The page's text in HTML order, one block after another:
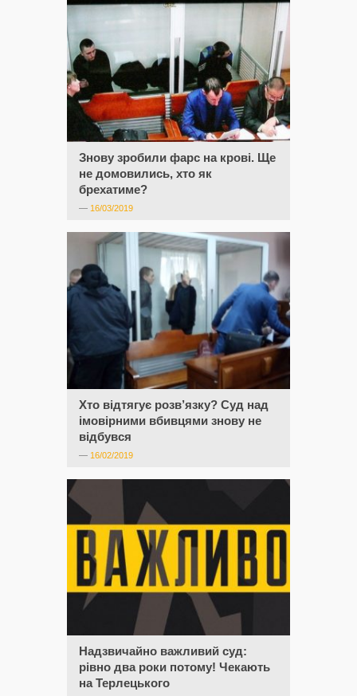
Знову зробили фарс на крові. Ще
не домовились, хто як
брехатиме?
— 16/03/2019
Хто відтягує розв’язку? Суд над
імовірними вбивцями знову не
відбувся
— 16/02/2019
Надзвичайно важливий суд:
рівно два роки потому! Чекають
на Терлецького